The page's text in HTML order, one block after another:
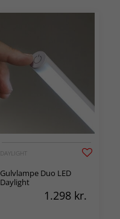
DAYLIGHT
Gulvlampe Duo LED
Daylight
1.298 kr.